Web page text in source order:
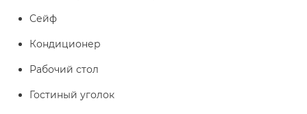
Сейф
Кондиционер
Рабочий стол
Гостиный уголок